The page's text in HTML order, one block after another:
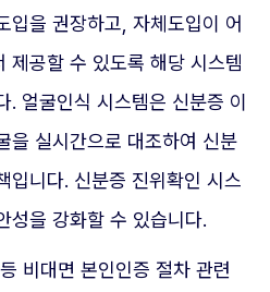
입을 권장하고, 자체도입이 어
제공할 수 있도록 해당 시스템
얼굴인식 시스템은 신분증 이
을 실시간으로 대조하여 신분
입니다. 신분증 진위확인 시스
성을 강화할 수 있습니다.
비대면 본인인증 절차 관련